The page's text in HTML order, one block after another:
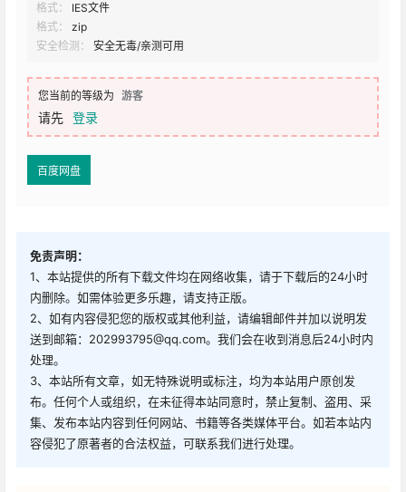
格式：
IES文件
格式：
zip
安全检测：
安全无毒/亲测可用
您当前的等级为 游客
请先 登录
百度网盘
免责声明：
1、本站提供的所有下载文件均在网络收集，请于下载后的24小时
内删除。如需体验更多乐趣，请支持正版。
2、如有内容侵犯您的版权或其他利益，请编辑邮件并加以说明发
送到邮箱：202993795@qq.com。我们会在收到消息后24小时内
处理。
3、本站所有文章，如无特殊说明或标注，均为本站用户原创发
布。任何个人或组织，在未征得本站同意时，禁止复制、盗用、采
集、发布本站内容到任何网站、书籍等各类媒体平台。如若本站内
容侵犯了原著者的合法权益，可联系我们进行处理。